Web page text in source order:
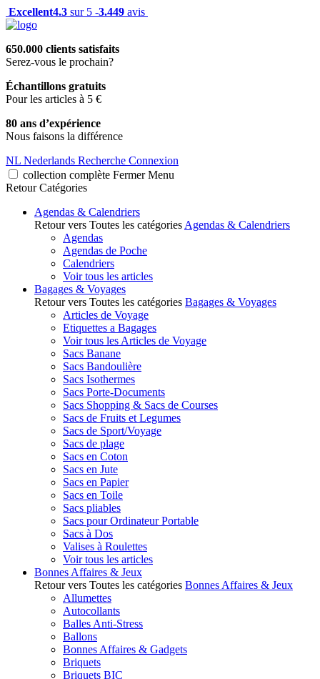
Excellent4.3 sur 5 -3.449 avis
650.000 clients satisfaits
Serez-vous le prochain?
Échantillons gratuits
Pour les articles à 5 €
80 ans d’expérience
Nous faisons la différence
NL Nederlands Recherche Connexion
collection complète Fermer Menu
Retour Catégories
Agendas & Calendriers
Retour vers Toutes les catégories Agendas & Calendriers
Agendas
Agendas de Poche
Calendriers
Voir tous les articles
Bagages & Voyages
Retour vers Toutes les catégories Bagages & Voyages
Articles de Voyage
Etiquettes a Bagages
Voir tous les Articles de Voyage
Sacs Banane
Sacs Bandoulière
Sacs Isothermes
Sacs Porte-Documents
Sacs Shopping & Sacs de Courses
Sacs de Fruits et Legumes
Sacs de Sport/Voyage
Sacs de plage
Sacs en Coton
Sacs en Jute
Sacs en Papier
Sacs en Toile
Sacs pliables
Sacs pour Ordinateur Portable
Sacs à Dos
Valises à Roulettes
Voir tous les articles
Bonnes Affaires & Jeux
Retour vers Toutes les catégories Bonnes Affaires & Jeux
Allumettes
Autocollants
Balles Anti-Stress
Ballons
Bonnes Affaires & Gadgets
Briquets
Briquets BIC